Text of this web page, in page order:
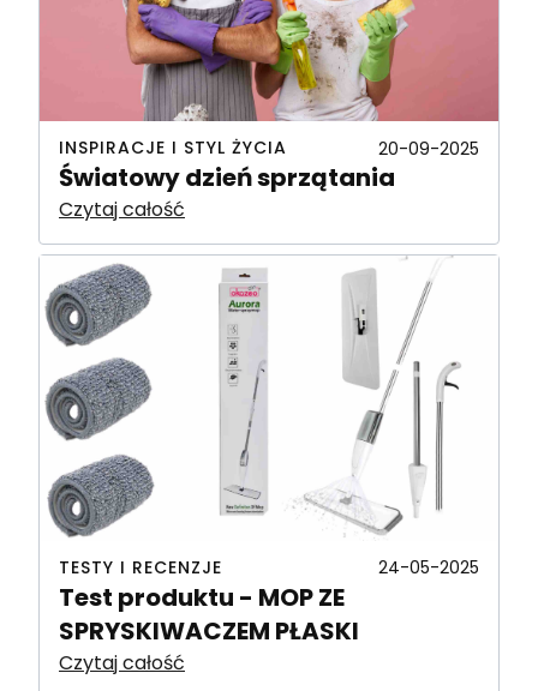
INSPIRACJE I STYL ŻYCIA 20-09-2025
Światowy dzień sprzątania
Czytaj całość
TESTY I RECENZJE 24-05-2025
Test produktu - MOP ZE
SPRYSKIWACZEM PŁASKI
Czytaj całość